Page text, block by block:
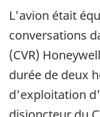
L'avion était
conversations
(CVR)
durée de deux
d'exploitation